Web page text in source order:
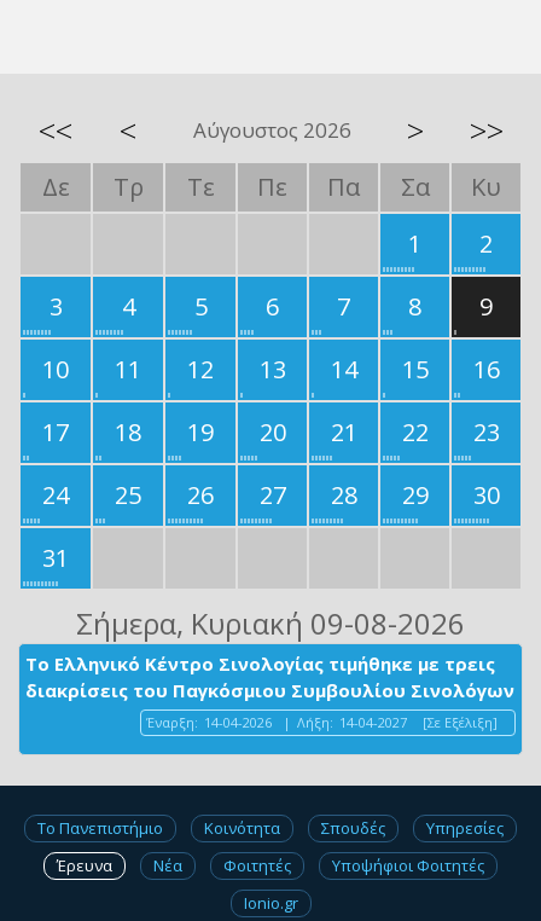
<< < Αύγουστος 2026 > >>
Δε Τρ Τε Πε Πα Σα
Κυ
1
2
3
4 5 6 7 8
9
10
11 12 13 14 15
16
17
18 19 20 21 22
23
24
25 26 27 28 29
30
31
Σήμερα, Κυριακή 09-08-2026
Το Ελληνικό Κέντρο Σινολογίας τιμήθηκε με τρεις
διακρίσεις του Παγκόσμιου Συμβουλίου Σινολόγων
Έναρξη: 14-04-2026 | Λήξη: 14-04-2027 [Σε Εξέλιξη]
Το Πανεπιστήμιο Κοινότητα Σπουδές
Υπηρεσίες
Έρευνα
Νέα Φοιτητές
Υποψήφιοι Φοιτητές
Ionio.gr